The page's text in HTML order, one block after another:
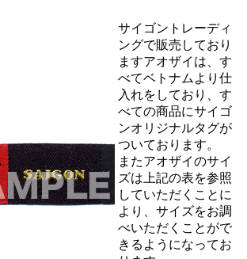
サイゴントレーディ
ングで販売しており
ますアオザイは、す
べてベトナムより仕
入れをしており、す
べての商品にサイゴ
ンオリジナルタグが
ついております。
またアオザイのサイ
ズは上記の表を参照
していただくことに
より、サイズをお調
べいただくことがで
きるようになってお